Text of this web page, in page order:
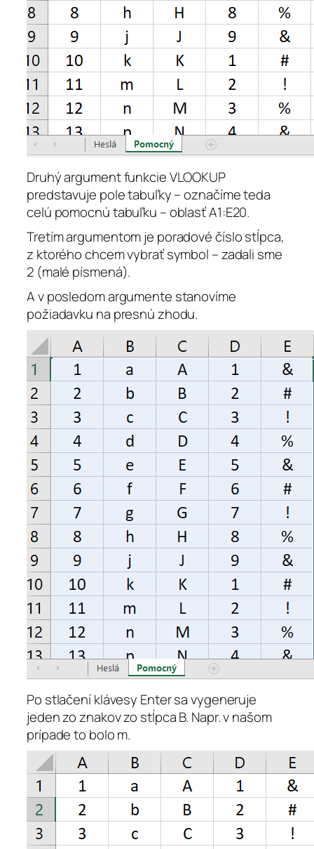
Druhý argument funkcie VLOOKUP
predstavuje pole tabuľky – označíme teda
celú pomocnú tabuľku – oblasť A1:E20.
Tretím argumentom je poradové číslo stĺpca,
z ktorého chcem vybrať symbol – zadali sme
2 (malé písmená).
A v posledom argumente stanovíme
požiadavku na presnú zhodu.
Po stlačení klávesy Enter sa vygeneruje
jeden zo znakov zo stĺpca B. Napr. v našom
prípade to bolo m.